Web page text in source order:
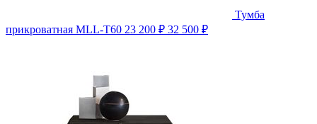
Тумба
прикроватная MLL-T60 23 200 ₽ 32 500 ₽